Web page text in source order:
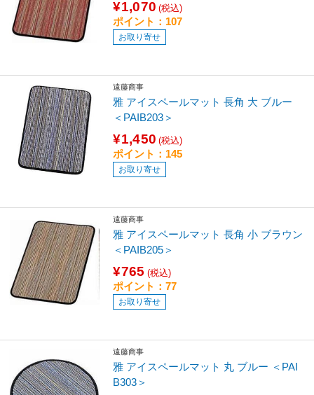
¥1,070 (税込)
ポイント：107
お取り寄せ
遠藤商事
雅 アイスペールマット 長角 大 ブルー
＜PAIB203＞
¥1,450 (税込)
ポイント：145
お取り寄せ
遠藤商事
雅 アイスペールマット 長角 小 ブラウン
＜PAIB205＞
¥765 (税込)
ポイント：77
お取り寄せ
遠藤商事
雅 アイスペールマット 丸 ブルー ＜PAI
B303＞